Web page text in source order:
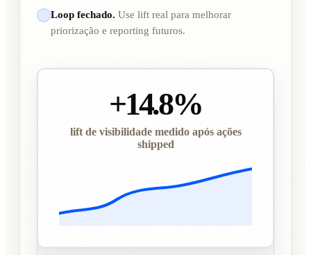
Loop fechado. Use lift real para melhorar
priorização e reporting futuros.
+14.8%
lift de visibilidade medido após ações
shipped